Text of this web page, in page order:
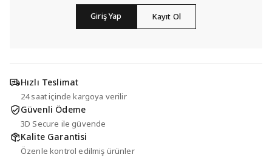
Giriş Yap Kayıt Ol
Hızlı Teslimat
24 saat içinde kargoya verilir
Güvenli Ödeme
3D Secure ile güvende
Kalite Garantisi
Özenle kontrol edilmiş ürünler